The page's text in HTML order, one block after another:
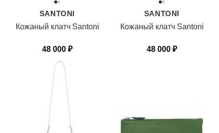
SANTONI
Кожаный клатч Santoni
48 000 ₽
SANTONI
Кожаный клатч Santoni
48 000 ₽